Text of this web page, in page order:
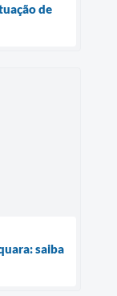
de
saiba